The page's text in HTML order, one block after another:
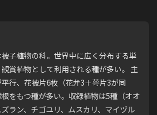
子植物の科。世界中に広く分布する単
賞植物として利用される種が多い。 主
行、花被片6枚（花弁3＋萼片3が同
をもつ種が多い。収録植物は5種（オオ
ラン、チゴユリ、ムスカリ、マイヅル